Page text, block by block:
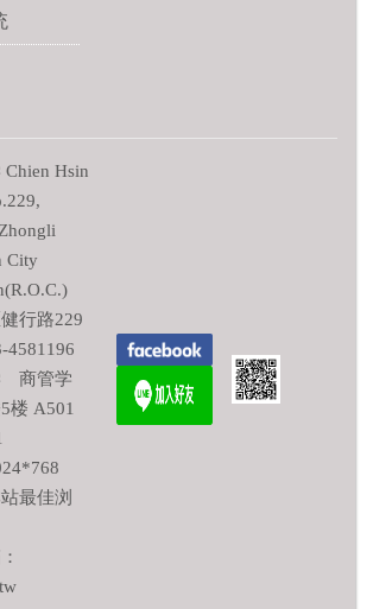
Hsin
City
行路229
商管学
楼 A501
最佳浏